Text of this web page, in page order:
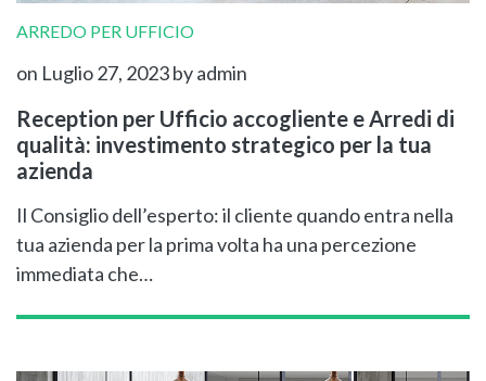
ARREDO PER UFFICIO
on Luglio 27, 2023by admin
Reception per Ufficio accogliente e Arredi di
qualità: investimento strategico per la tua
azienda
Il Consiglio dell’esperto: il cliente quando entra nella
tua azienda per la prima volta ha una percezione
immediata che…